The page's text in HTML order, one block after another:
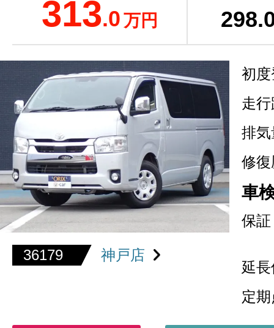
313.0万円 298
36179 神戸店
初
走
排気
修復
車
保証
延
定